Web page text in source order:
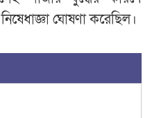
ঘোষণা করেছিল।